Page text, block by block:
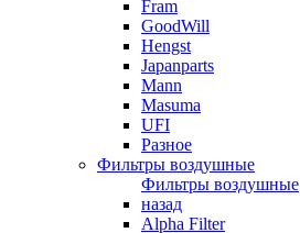
Fram
GoodWill
Hengst
Japanparts
Mann
Masuma
UFI
Разное
Фильтры воздушные
Фильтры воздушные
назад
Alpha Filter